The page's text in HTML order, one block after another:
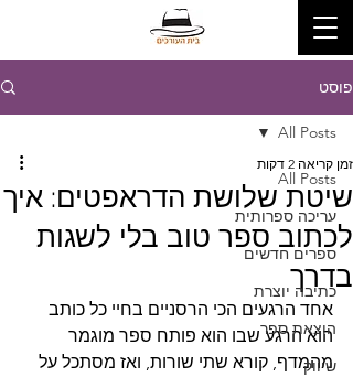
פוסט
All Posts
עריכה ספרותית
ספרים חדשים
כתיבה יוצרת
הוצאת ספר
שיווק
All Posts
שיטת שלושת הדראפטים: איך
לכתוב ספר טוב בלי לשגות
בדרך
זמן קריאה 2 דקות
אחד הרגעים הכי הרסניים בחיי כל כותב
הוא הרגע שבו הוא פותח ספר מוגמר
מהמדף, קורא שתי שורות, ואז מסתכל על